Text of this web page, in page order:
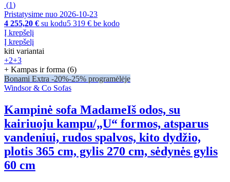
(1)
Pristatysime nuo 2026‑10‑23
4 255,20 € su kodu5 319 € be kodo
Į krepšelį
Į krepšelį
kiti variantai
+2+3
+ Kampas ir forma (6)
Bonami Extra -20%-25% programėlėje
Windsor & Co Sofas
Kampinė sofa MadameIš odos, su
kairiuoju kampu/„U“ formos, atsparus
vandeniui, rudos spalvos, kito dydžio,
plotis 365 cm, gylis 270 cm, sėdynės gylis
60 cm